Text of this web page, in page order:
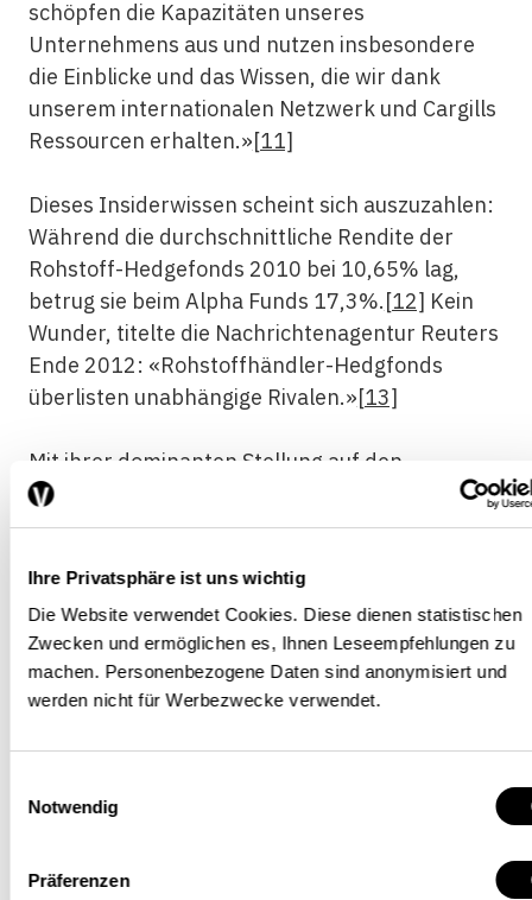
Ihre Privatsphäre ist uns wichtig
Die Website verwendet Cookies. Diese dienen statistischen
Zwecken und ermöglichen es, Ihnen Leseempfehlungen zu
machen. Personenbezogene Daten sind anonymisiert und
werden nicht für Werbezwecke verwendet.
Notwendig
Präferenzen
schöpfen die Kapazitäten unseres
Unternehmens aus und nutzen insbesondere
die Einblicke und das Wissen, die wir dank
unserem internationalen Netzwerk und Cargills
Ressourcen erhalten.»[11]
Dieses Insiderwissen scheint sich auszuzahlen:
Während die durchschnittliche Rendite der
Rohstoff-Hedgefonds 2010 bei 10,65% lag,
betrug sie beim Alpha Funds 17,3%.[12] Kein
Wunder, titelte die Nachrichtenagentur Reuters
Ende 2012: «Rohstoffhändler-Hedgfonds
überlisten unabhängige Rivalen.»[13]
Mit ihrer dominanten Stellung auf den
physischen Märkten, ihrer beträchtlichen
Finanzkraft und den Vermögenswerten in Form
Eisenbahnen und Verarbeitungsanlagen
verfügen die grossen Agrarrohstoffhändler
auch über das Potenzial, die Preisbildung auf
den realen Märkten zu beeinflussen (siehe
Handelsvolumina von wenigen Dutzend
einer Reuters-Analyse machen die
Lagerkapazitäten strategischen Gebrauch: